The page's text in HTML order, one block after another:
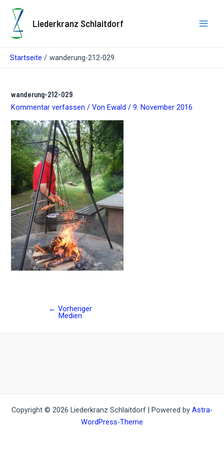
Inhalt
springen
Liederkranz Schlaitdorf
Startseite wanderung-212-029
wanderung-212-029
Kommentar verfassen / VonEwald/9. November 2016
← Vorheriger
Medien
Copyright © 2026 Liederkranz Schlaitdorf | Powered by Astra-
WordPress-Theme